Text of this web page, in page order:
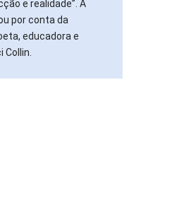
e realidade”. A
por conta da
educadora e